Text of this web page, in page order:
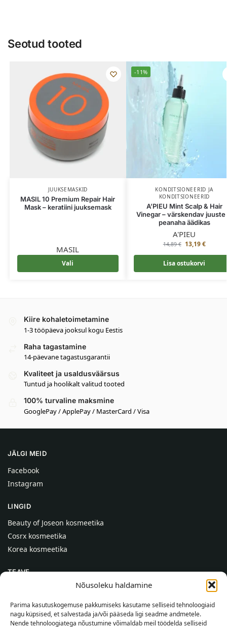
Nõusoleku haldamine
Parima kasutuskogemuse pakkumiseks kasutame selliseid tehnoloogiaid
nagu küpsised, et salvestada ja/või pääseda ligi seadme andmetele.
Nende tehnoloogiatega nõustumine võimaldab meil töödelda selliseid
Seotud tooted
JUUKSEMASKID
MASIL 10 Premium Repair Hair
Mask – keratiini juuksemask
MASIL
Vali
-11%
KONDITSIONEERID JA
KONDITSIONEERID
A’PIEU Mint Scalp & Hair
Vinegar – värskendav juuste
peanaha äädikas
A'PIEU
14,89€ 13,19€
Lisa ostukorvi
Kiire kohaletoimetamine
1-3 tööpäeva jooksul kogu Eestis
Raha tagastamine
14-päevane tagastusgarantii
Kvaliteet ja usaldusväärsus
Tuntud ja hoolikalt valitud tooted
100% turvaline maksmine
GooglePay / ApplePay / MasterCard / Visa
JÄLGI MEID
Facebook
Instagram
LINGID
Beauty of Joseon kosmeetika
Cosrx kosmeetika
Korea kosmeetika
TEAVE
Kontaktid
Abi